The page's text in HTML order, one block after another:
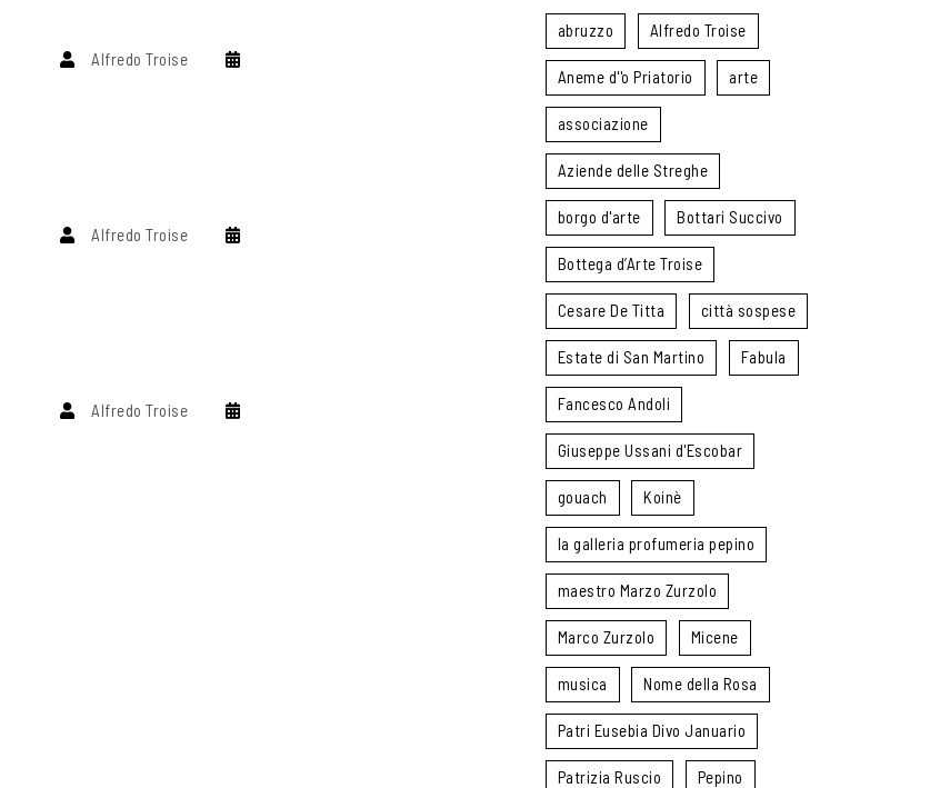
Alfredo Troise
Alfredo Troise
Alfredo Troise
abruzzo Alfredo Troise
Aneme d''o Priatorio arte
associazione
Aziende delle Streghe
borgo d'arte Bottari Succivo
Bottega d’Arte Troise
Cesare De Titta città sospese
Estate di San Martino Fabula
Fancesco Andoli
Giuseppe Ussani d'Escobar
gouach Koinè
la galleria profumeria pepino
maestro Marzo Zurzolo
Marco Zurzolo Micene
musica Nome della Rosa
Patri Eusebia Divo Januario
Patrizia Ruscio Pepino